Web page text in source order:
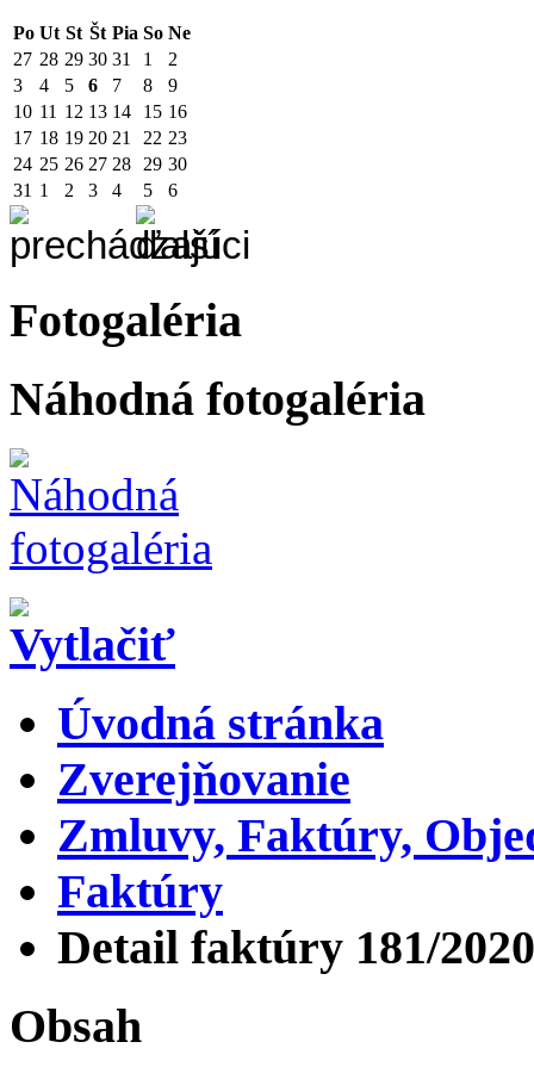
Po Ut St Št Pia So Ne
27 28 29 30 31 1
2
3
4 5 6 7 8
9
10 11 12 13 14 15 16
17 18 19 20 21 22 23
24 25 26 27 28 29 30
31 1 2 3 4 5 6
Fotogaléria
Náhodná fotogaléria
Úvodná stránka
Zverejňovanie
Zmluvy, Faktúry,
Faktúry
Detail faktúry 181/2020
Obsah